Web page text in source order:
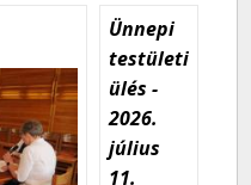
Ünnepi
testületi
ülés -
2026.
július
11.